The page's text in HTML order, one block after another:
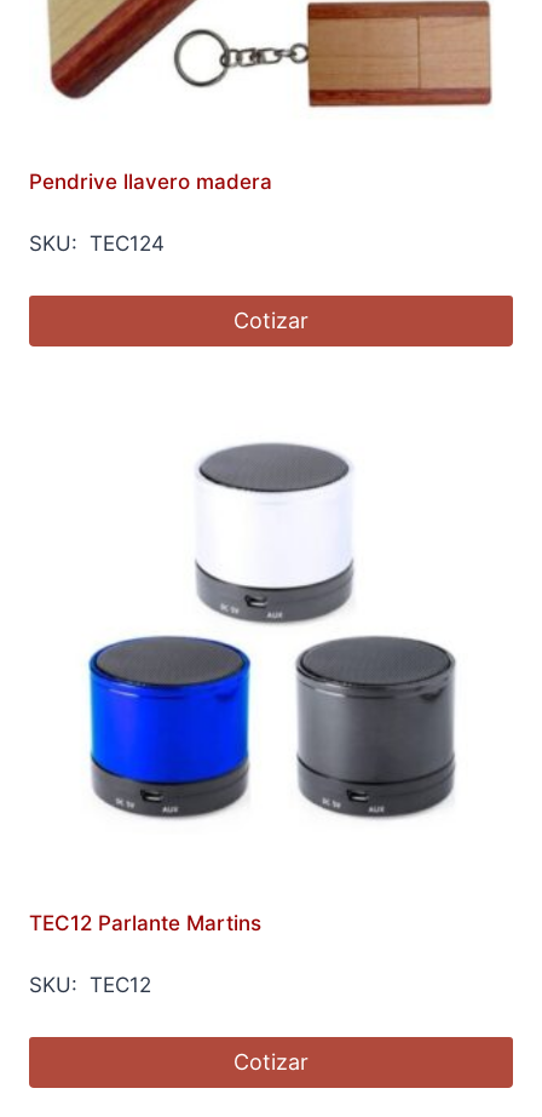
Pendrive llavero madera
SKU: TEC124
Cotizar
TEC12 Parlante Martins
SKU: TEC12
Cotizar